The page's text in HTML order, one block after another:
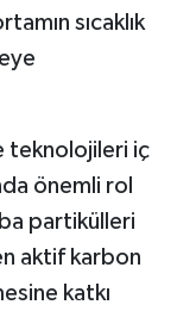
sıcaklık
teknolojileri iç
önemli rol
partikülleri
aktif karbon
katkı